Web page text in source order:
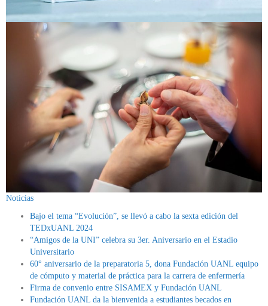
Noticias
Bajo el tema “Evolución”, se llevó a cabo la sexta edición del
TEDxUANL 2024
“Amigos de la UNI” celebra su 3er. Aniversario en el Estadio
Universitario
60° aniversario de la preparatoria 5, dona Fundación UANL equipo
de cómputo y material de práctica para la carrera de enfermería
Firma de convenio entre SISAMEX y Fundación UANL
Fundación UANL da la bienvenida a estudiantes becados en